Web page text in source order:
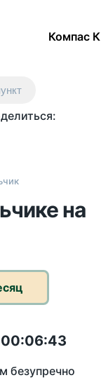
Компас
на
00:06:43
безупречно